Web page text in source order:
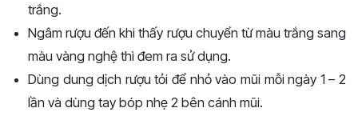
trắng.
Ngâm rượu đến khi thấy rượu chuyển từ màu trắng sang
màu vàng nghệ thì đem ra sử dụng.
Dùng dung dịch rượu tỏi để nhỏ vào mũi mỗi ngày 1 – 2
lần và dùng tay bóp nhẹ 2 bên cánh mũi.